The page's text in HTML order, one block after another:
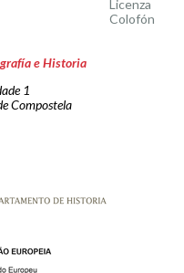
Licenza
Colofón
e Historia
1
Compostela